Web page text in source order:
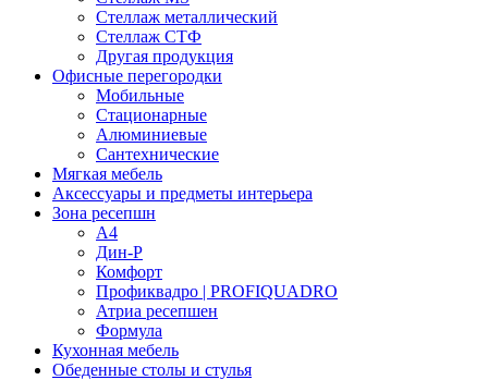
Стеллаж металлический
Стеллаж СТФ
Другая продукция
Офисные перегородки
Мобильные
Стационарные
Алюминиевые
Сантехнические
Мягкая мебель
Аксессуары и предметы интерьера
Зона ресепшн
А4
Дин-Р
Комфорт
Профиквадро | PROFIQUADRO
Атриа ресепшен
Формула
Кухонная мебель
Обеденные столы и стулья